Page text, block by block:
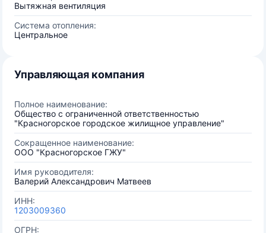
Вытяжная вентиляция
Система отопления:
Центральное
Управляющая компания
Полное наименование:
Общество с ограниченной ответственностью
"Красногорское городское жилищное управление"
Сокращенное наименование:
ООО "Красногорское ГЖУ"
Имя руководителя:
Валерий Александрович Матвеев
ИНН:
1203009360
ОГРН: